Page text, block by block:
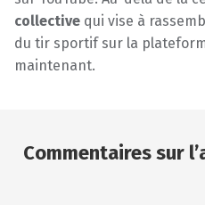
collective qui vise à
du tir sportif sur la
maintenant.